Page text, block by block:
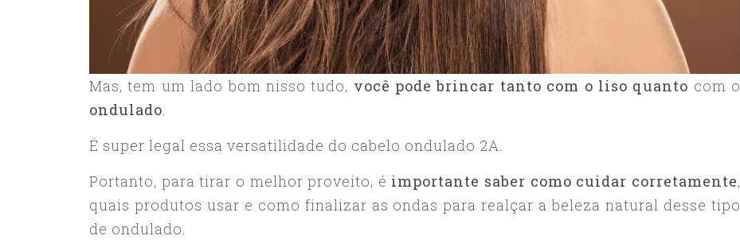
Mas, tem um lado bom nisso tudo, você pode brincar tanto com o liso quanto com o
ondulado
É super legal essa versatilidade do cabelo ondulado 2A.
Portanto, para tirar o melhor proveito, é importante saber como cuidar corretamente,
quais produtos usar e como finalizar as ondas para realçar a beleza natural desse tipo
de ondulado.